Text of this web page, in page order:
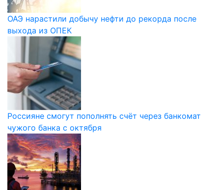
ОАЭ нарастили добычу нефти до рекорда после
выхода из ОПЕК
Россияне смогут пополнять счёт через банкомат
чужого банка с октября